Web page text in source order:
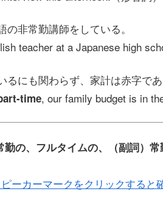
非常勤講師をしている。
teacher at a Japanese high
にも関わらず、家計は赤字であ
time, our family budget is in
の、フルタイムの、（副詞）
ーカーマークをクリックすると